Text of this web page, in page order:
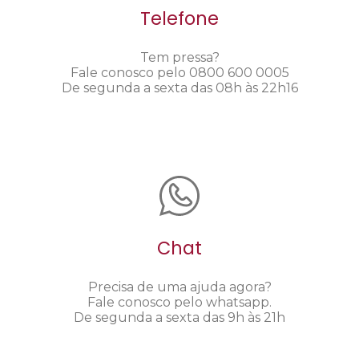
Telefone
Tem pressa?
Fale conosco pelo 0800 600 0005
De segunda a sexta das 08h às 22h16
Chat
Precisa de uma ajuda agora?
Fale conosco pelo whatsapp.
De segunda a sexta das 9h às 21h